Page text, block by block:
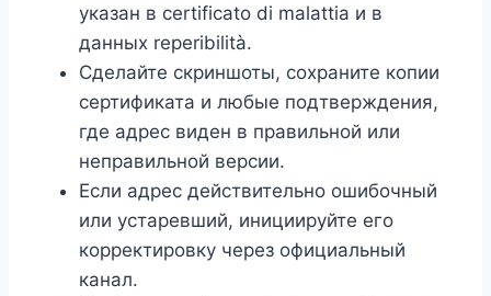
указан в certificato di malattia и в
данных reperibilità.
Сделайте скриншоты, сохраните копии
сертификата и любые подтверждения,
где адрес виден в правильной или
неправильной версии.
Если адрес действительно ошибочный
или устаревший, инициируйте его
корректировку через официальный
канал.